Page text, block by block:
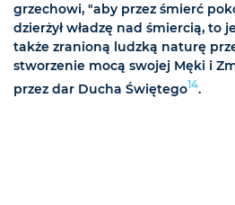
grzechowi, "aby przez śmierć
dzierżył władzę nad śmiercią, to
także zranioną ludzką naturę
stworzenie mocą swojej Męki i
przez dar Ducha Świętego14.